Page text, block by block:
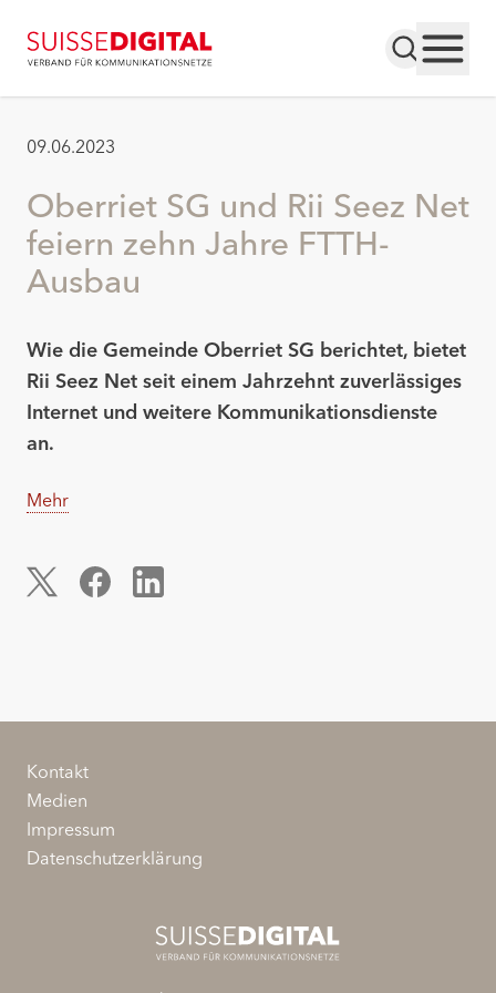
09.06.2023
Oberriet SG und Rii Seez Net
feiern zehn Jahre FTTH-
Ausbau
Wie die Gemeinde Oberriet SG berichtet, bietet
Rii Seez Net seit einem Jahrzehnt zuverlässiges
Internet und weitere Kommunikationsdienste
an.
Mehr
Kontakt
Medien
Impressum
Datenschutzerklärung